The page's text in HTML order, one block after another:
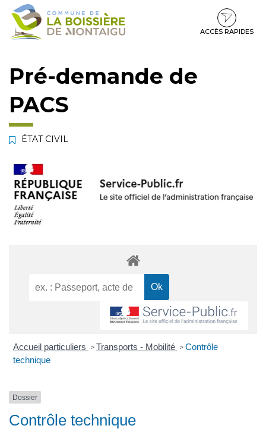
Gestion des traceurs
Aller
Aller
contenu
Aller
pied
ACCÈS RAPIDES
Pré-demande de
PACS
ÉTAT CIVIL
Accueil particuliers > Transports - Mobilité > Contrôle
technique
Dossier
Contrôle technique